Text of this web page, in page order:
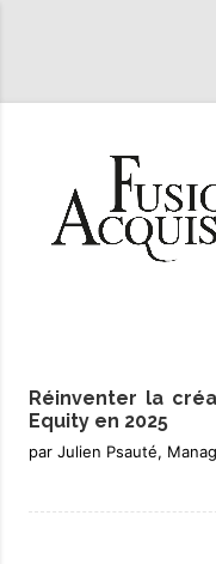
Réinventer la
Equity en 2025
par Julien Psauté,